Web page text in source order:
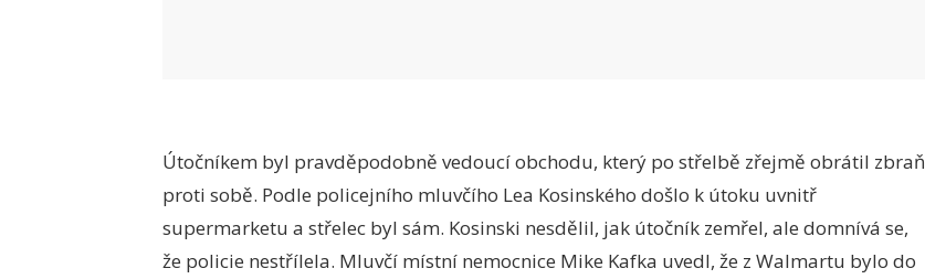
Útočníkem byl pravděpodobně vedoucí obchodu, který po střelbě zřejmě obrátil zbraň
proti sobě. Podle policejního mluvčího Lea Kosinského došlo k útoku uvnitř
supermarketu a střelec byl sám. Kosinski nesdělil, jak útočník zemřel, ale domnívá se,
že policie nestřílela. Mluvčí místní nemocnice Mike Kafka uvedl, že z Walmartu bylo do